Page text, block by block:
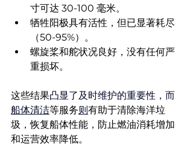
寸可达 30-100 毫米。
牺牲阳极具有活性，但已显著耗尽
（50-95%）。
螺旋桨和舵状况良好，没有任何严
重损坏。
这些结果凸显了及时维护的重要性，而
船体清洁等服务则有助于清除海洋垃
圾，恢复船体性能，防止燃油消耗增加
和运营效率降低。